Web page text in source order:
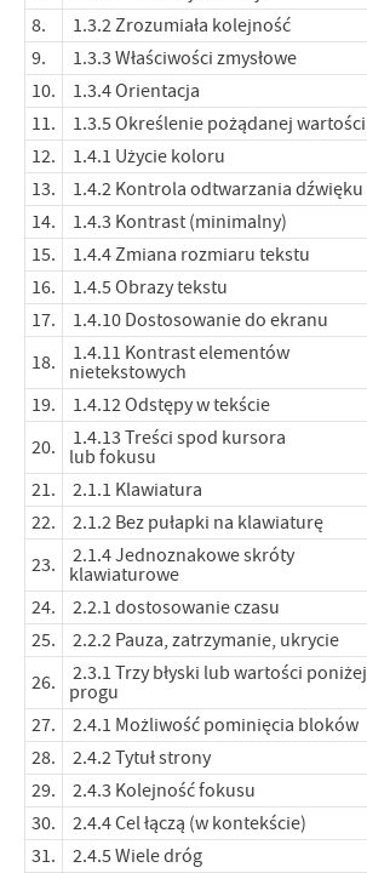
8.
1.3.2 Zrozumiała kolejność
9.
1.3.3 Właściwości zmysłowe
10.
1.3.4 Orientacja
11.
1.3.5 Określenie pożądanej wartości
12.
1.4.1 Użycie koloru
13.
1.4.2 Kontrola odtwarzania dźwięku
14.
1.4.3 Kontrast (minimalny)
15.
1.4.4 Zmiana rozmiaru tekstu
16.
1.4.5 Obrazy tekstu
17.
1.4.10 Dostosowanie do ekranu
18.
1.4.11 Kontrast elementów
nietekstowych
19.
1.4.12 Odstępy w tekście
20.
1.4.13 Treści spod kursora
lub fokusu
21.
2.1.1 Klawiatura
22.
2.1.2 Bez pułapki na klawiaturę
23.
2.1.4 Jednoznakowe skróty
klawiaturowe
24.
2.2.1 dostosowanie czasu
25.
2.2.2 Pauza, zatrzymanie, ukrycie
26.
2.3.1 Trzy błyski lub wartości poniżej
progu
27.
2.4.1 Możliwość pominięcia bloków
28.
2.4.2 Tytuł strony
29.
2.4.3 Kolejność fokusu
30.
2.4.4 Cel łączą (w kontekście)
31.
2.4.5 Wiele dróg